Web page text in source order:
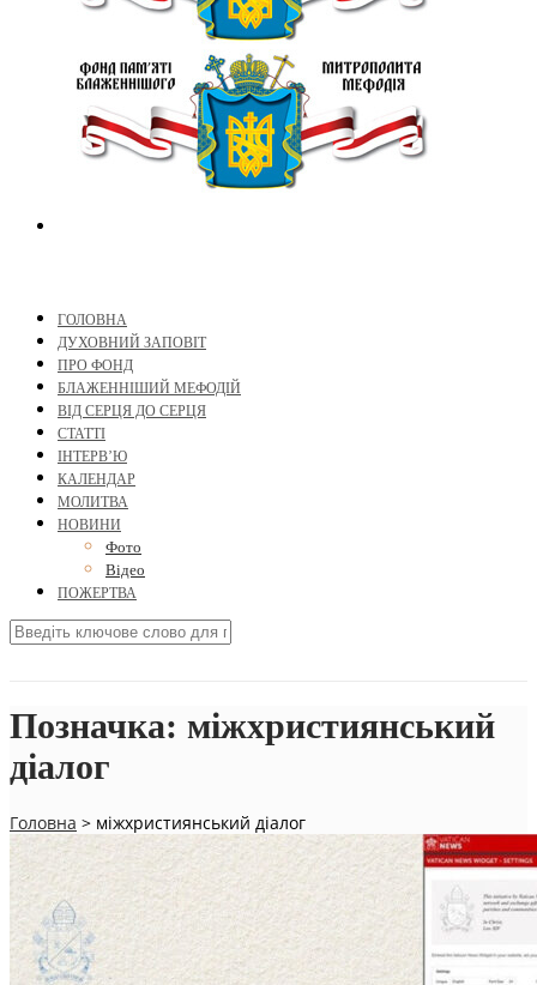
ГОЛОВНА
ДУХОВНИЙ ЗАПОВІТ
ПРО ФОНД
БЛАЖЕННІШИЙ МЕФОДІЙ
ВІД СЕРЦЯ ДО СЕРЦЯ
СТАТТІ
ІНТЕРВ’Ю
КАЛЕНДАР
МОЛИТВА
НОВИНИ
Фото
Відео
ПОЖЕРТВА
Позначка: міжхристиянський
діалог
Головна > міжхристиянський діалог